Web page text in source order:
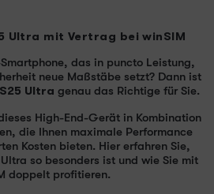
Ultra mit Vertrag bei winSIM
das in puncto Leistung,
neue Maßstäbe setzt? Dann ist
Ultra genau das Richtige für Sie.
High-End-Gerät in Kombination
die Ihnen maximale Performance
Kosten bieten. Hier erfahren Sie,
so besonders ist und wie Sie mit
doppelt profitieren.